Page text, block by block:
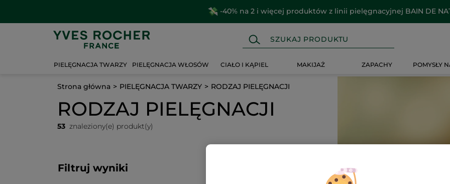
-40% na 2 i więcej produktów z linii pielęgnacyjnej BAIN DE
PIELĘGNACJA TWARZY PIELĘGNACJA WŁOSÓW CIAŁO I KĄPIEL MAKIJAŻ ZAPACHY POMYSŁY
Strona główna PIELĘGNACJA TWARZY RODZAJ PIELĘGNACJI
RODZAJ PIELĘGNACJI
53 znaleziony(e) produkt(y)
Filtruj wyniki